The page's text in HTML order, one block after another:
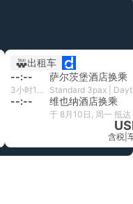
出租车
--:--
萨尔茨堡酒店换乘
3小时1分钟
--:-- 维也纳酒店换乘
于 8月10日, 周一 抵达
含税